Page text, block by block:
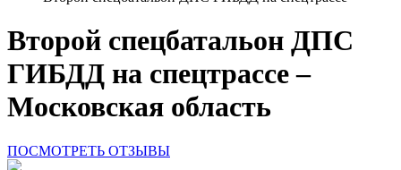
Второй спецбатальон ДПС
ГИБДД на спецтрассе –
Московская область
ПОСМОТРЕТЬ ОТЗЫВЫ